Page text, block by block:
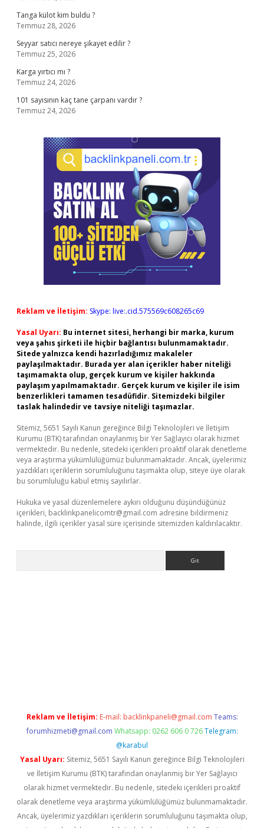
Tanga külot kim buldu ?
Temmuz 28, 2026
Seyyar satıcı nereye şikayet edilir ?
Temmuz 25, 2026
Karga yırtıcı mı ?
Temmuz 24, 2026
101 sayısının kaç tane çarpanı vardır ?
Temmuz 24, 2026
Reklam ve İletişim: Skype: live:.cid.575569c608265c69
Yasal Uyarı: Bu internet sitesi, herhangi bir marka, kurum
veya şahıs şirketi ile hiçbir bağlantısı bulunmamaktadır.
Sitede yalnızca kendi hazırladığımız makaleler
paylaşılmaktadır. Burada yer alan içerikler haber niteliği
taşımamakta olup, gerçek kurum ve kişiler hakkında
paylaşım yapılmamaktadır. Gerçek kurum ve kişiler ile isim
benzerlikleri tamamen tesadüfidir. Sitemizdeki bilgiler
taslak halindedir ve tavsiye niteliği taşımazlar.
Sitemiz, 5651 Sayılı Kanun gereğince Bilgi Teknolojileri ve İletişim
Kurumu (BTK) tarafından onaylanmış bir Yer Sağlayıcı olarak hizmet
vermektedir. Bu nedenle, sitedeki içerikleri proaktif olarak denetleme
veya araştırma yükümlülüğümüz bulunmamaktadır. Ancak, üyelerimiz
yazdıkları içeriklerin sorumluluğunu taşımakta olup, siteye üye olarak
bu sorumluluğu kabul etmiş sayılırlar.
Hukuka ve yasal düzenlemelere aykırı olduğunu düşündüğünüz
içerikleri, backlinkpanelicomtr@gmail.com adresine bildirmeniz
halinde, ilgili içerikler yasal süre içerisinde sitemizden kaldırılacaktır.
Reklam ve İletişim: E-mail: backlinkpaneli@gmail.com Teams:
forumhizmeti@gmail.com Whatsapp: 0262 606 0 726 Telegram:
@karabul
Yasal Uyarı: Sitemiz, 5651 Sayılı Kanun gereğince Bilgi Teknolojileri
ve İletişim Kurumu (BTK) tarafından onaylanmış bir Yer Sağlayıcı
olarak hizmet vermektedir. Bu nedenle, sitedeki içerikleri proaktif
olarak denetleme veya araştırma yükümlülüğümüz bulunmamaktadır.
Ancak, üyelerimiz yazdıkları içeriklerin sorumluluğunu taşımakta olup,